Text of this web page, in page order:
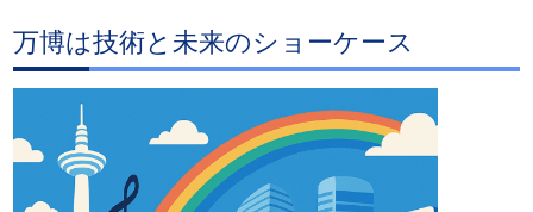
万博は技術と未来のショーケース